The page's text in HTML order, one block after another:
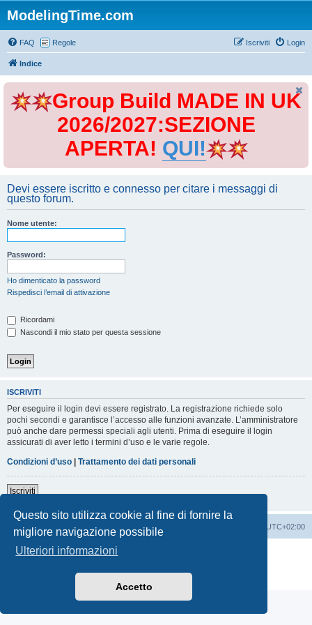
Questo sito utilizza cookie al fine di fornire la
migliore navigazione possibile
Ulteriori informazioni
Accetto
ModelingTime.com
FAQ Regole Login
Iscriviti
Indice
Group Build MADE IN UK
2026/2027:SEZIONE
APERTA! QUI!
Devi essere iscritto e connesso per citare i messaggi di
questo forum.
Nome utente:
Password:
Ho dimenticato la password
Rispedisci l’email di attivazione
Ricordami
Nascondi il mio stato per questa sessione
ISCRIVITI
Per eseguire il login devi essere registrato. La registrazione richiede solo
pochi secondi e garantisce l’accesso alle funzioni avanzate. L’amministratore
può anche dare permessi speciali agli utenti. Prima di eseguire il login
assicurati di aver letto i termini d’uso e le varie regole.
Condizioni d’uso | Trattamento dei dati personali
Iscriviti
Indice UTC+02:00
Cancella cookie
Contattaci
Creato daphpBB